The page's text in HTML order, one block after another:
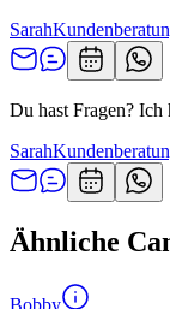
Sarah
Du hast Fragen? Ich
Sarah
Ähnliche
Bobby